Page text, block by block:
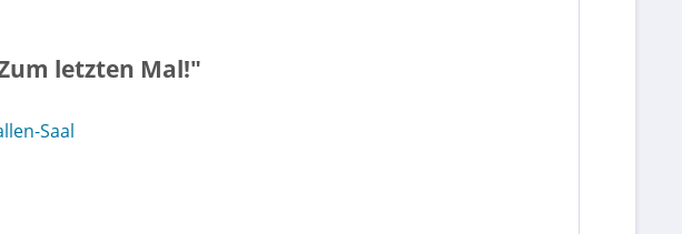
letzten Mal!"
Saal